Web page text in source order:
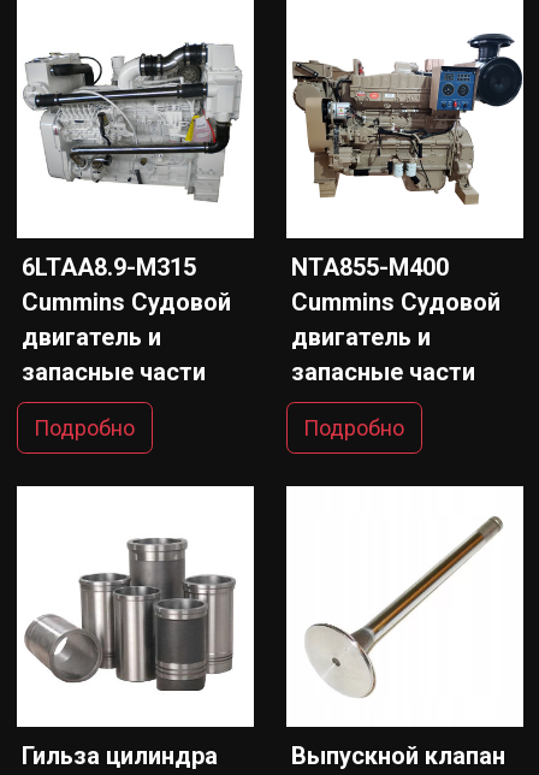
6LTAA8.9-M315
Cummins Судовой
двигатель и
запасные части
Подробно
NTA855-M400
Cummins Судовой
двигатель и
запасные части
Подробно
Гильза цилиндра Выпускной клапан